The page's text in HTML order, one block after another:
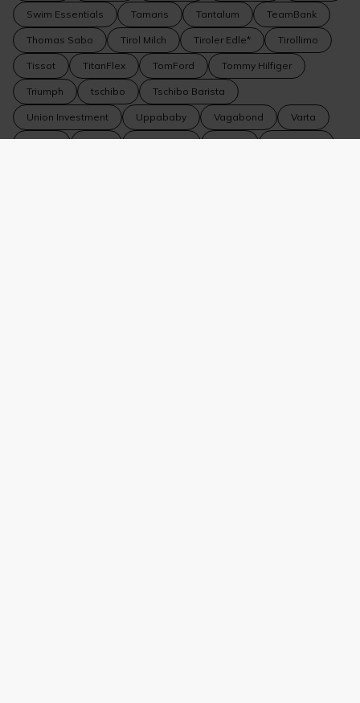
Swim Essentials Tamaris Tantalum TeamBank
Thomas Sabo Tirol Milch Tiroler Edle* Tirollimo
Tissot TitanFlex TomFord Tommy Hilfiger
Triumph tschibo Tschibo Barista
Union Investment Uppababy Vagabond Varta
Vedes VEER Vero Moda Vespa Veto Nails